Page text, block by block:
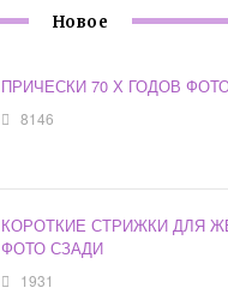
Новое
ПРИЧЕСКИ 70 Х ГОДОВ
8146
КОРОТКИЕ СТРИЖКИ ДЛЯ
ФОТО СЗАДИ
1931